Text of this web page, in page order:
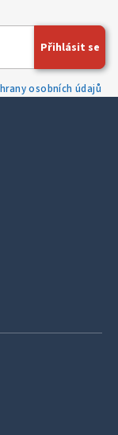
osobních údajů
Přihlásit se